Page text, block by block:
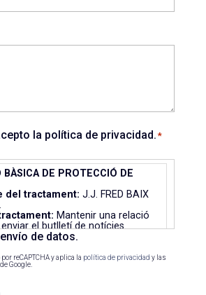
la política de privacidad. *
BÀSICA DE PROTECCIÓ DE
del tractament: J.J. FRED BAIX
Mantenir una relació
el butlletí de notícies.
tractament:Interès legítim i
les dades:Es conservaran
que hi hagi un interès mutu o
legals.
de datos.
reCAPTCHA y aplica la política de privacidad y las
Google.